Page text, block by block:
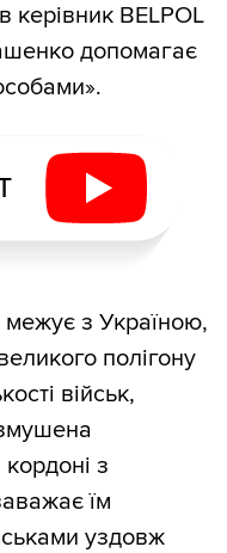
керівник BELPOL
допомагає
межує з Україною,
полігону
військ,
з
їм
уздовж